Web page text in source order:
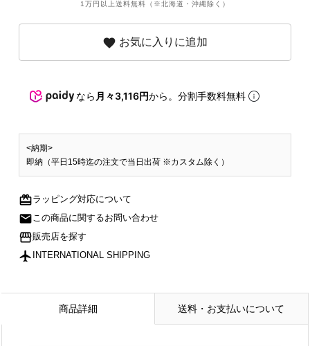
1万円以上送料無料（※北海道・沖縄除く）
favorite お気に入りに追加
なら 月々3,116円から。分割手数料無料
<納期>
即納（平日15時迄の注文で当日出荷 ※カスタム除く）
redeemラッピング対応について
mailこの商品に関するお問い合わせ
storefront販売店を探す
flight INTERNATIONAL SHIPPING
商品詳細 送料・お支払いについて